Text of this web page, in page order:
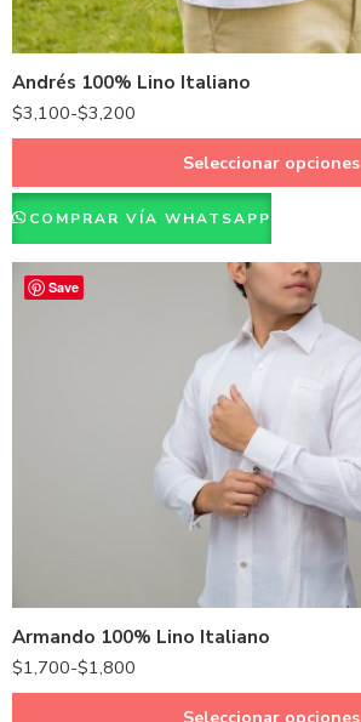
Andrés 100% Lino Italiano
$3,100-$3,200
Lavanda
Morado
Vino
Blanco
Seleccionar opciones
COMPRAR VÍA WHATSAPP
Save
Armando 100% Lino Italiano
$1,700-$1,800